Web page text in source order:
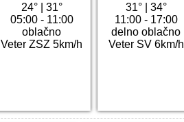
24°| 31°
05:00 - 11:00
oblačno
Veter ZSZ 5km/h
31°| 34°
11:00 - 17:00
delno oblačno
Veter SV 6km/h